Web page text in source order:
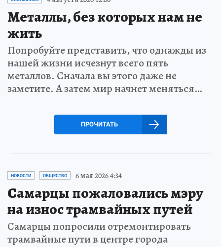
Металлы, без которых нам не
жить
Попробуйте представить, что однажды из
нашей жизни исчезнут всего пять
металлов. Сначала вы этого даже не
заметите. А затем мир начнет меняться…
ПРОЧИТАТЬ
НОВОСТИ ОБЩЕСТВО 6 мая 2026 4:34
Самарцы пожаловались мэру
на износ трамвайных путей
Самарцы попросили отремонтировать
трамвайные пути в центре города